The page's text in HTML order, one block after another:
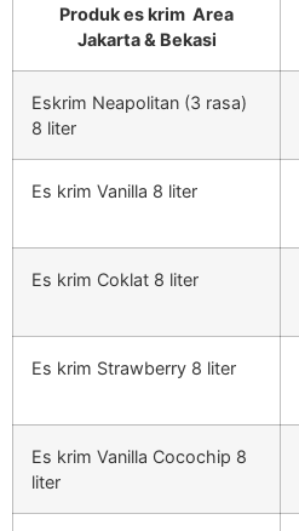
Produk es krim Area
Jakarta & Bekasi
Eskrim Neapolitan (3 rasa)
8 liter
Es krim Vanilla 8 liter
Es krim Coklat 8 liter
Es krim Strawberry 8 liter
Es krim Vanilla Cocochip 8
liter